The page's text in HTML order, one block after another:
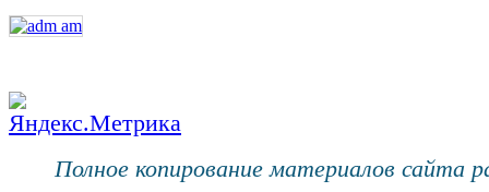
Полное копирование материалов сайта